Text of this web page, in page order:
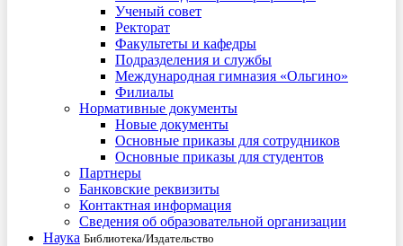
Ученый совет
Ректорат
Факультеты и кафедры
Подразделения и службы
Международная гимназия «Ольгино»
Филиалы
Нормативные документы
Новые документы
Основные приказы для сотрудников
Основные приказы для студентов
Партнеры
Банковские реквизиты
Контактная информация
Сведения об образовательной организации
Наука Библиотека/Издательство